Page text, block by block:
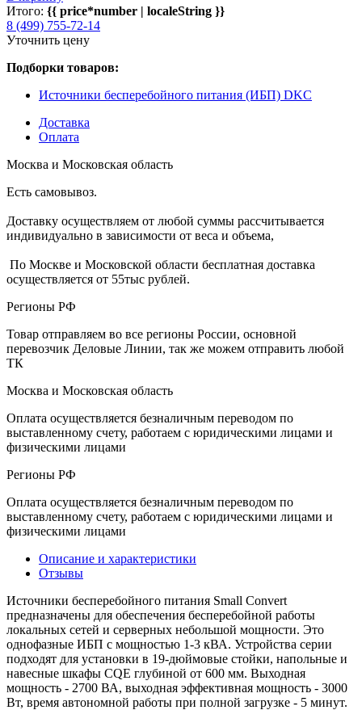
Итого: {{ price*number | localeString }}
8 (499) 755-72-14
Уточнить цену
Подборки товаров:
Источники бесперебойного питания (ИБП) DKC
Доставка
Оплата
Москва и Московская область
Есть самовывоз.
Доставку осуществляем от любой суммы рассчитывается
индивидуально в зависимости от веса и объема,
По Москве и Московской области бесплатная доставка
осуществляется от 55тыс рублей.
Регионы РФ
Товар отправляем во все регионы России, основной
перевозчик Деловые Линии, так же можем отправить любой
ТК
Москва и Московская область
Оплата осуществляется безналичным переводом по
выставленному счету, работаем с юридическими лицами и
физическими лицами
Регионы РФ
Оплата осуществляется безналичным переводом по
выставленному счету, работаем с юридическими лицами и
физическими лицами
Описание и характеристики
Отзывы
Источники бесперебойного питания Small Convert
предназначены для обеспечения бесперебойной работы
локальных сетей и серверных небольшой мощности. Это
однофазные ИБП с мощностью 1-3 кВА. Устройства серии
подходят для установки в 19-дюймовые стойки, напольные и
навесные шкафы CQE глубиной от 600 мм. Выходная
мощность - 2700 ВА, выходная эффективная мощность - 3000
Вт, время автономной работы при полной загрузке - 5 минут.